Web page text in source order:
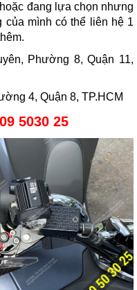
hoặc đang lựa chọn nhưng
của mình có thể liên hệ 1
Phường 8, Quận 11,
4, Quận 8, TP.HCM
5030 25